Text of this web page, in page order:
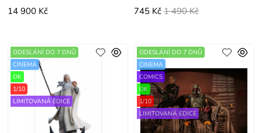
14 900 Kč
745 Kč 1 490 Kč
ODESLÁNÍ DO 7 DNŮ
CINEMA
OK
1/10
LIMITOVANÁ EDICE
ODESLÁNÍ DO 7 DNŮ
CINEMA
COMICS
OK
1/10
LIMITOVANÁ EDICE